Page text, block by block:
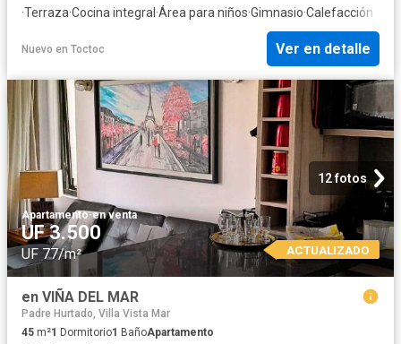
·Terraza·Cocina integral ·Área para niños·Gimnasio·Calefacción
Nuevo en Toctoc Ver en detalle
12 fotos
Apartamento·en venta
UF 3.500
UF 77/m² ACTUALIZADO
en VIÑA DEL MAR
Padre Hurtado, Villa Vista Mar
45 m²1 Dormitorio1 BañoApartamento